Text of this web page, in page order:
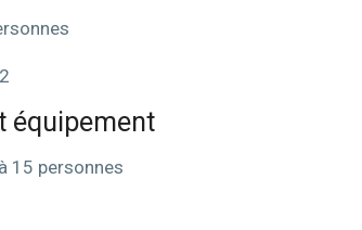
équipement
15 personnes